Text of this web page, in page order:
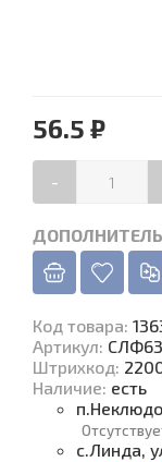
56.5 ₽
-
Код товара:
Артикул:
Штрихкод:
Наличие: есть
с.Линда,